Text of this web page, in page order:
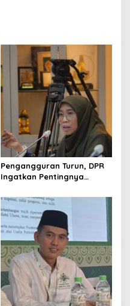
Pengangguran Turun, DPR
Ingatkan Pentingnya
yang Layak